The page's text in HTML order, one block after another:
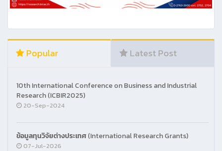
Popular Latest Post
10th International Conference on Business and Industrial
Research (ICBIR2025)
20-Sep-2024
ข้อมูลทุนวิจัยต่างประเทศ (International Research Grants)
07-Jul-2026